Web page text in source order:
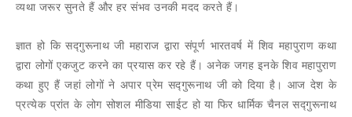
व्यथा जरूर सुनते हैं और हर संभव उनकी मदद करते हैं।
ज्ञात हो कि सद्गुरूनाथ जी महाराज द्वारा संपूर्ण भारतवर्ष में शिव महापुराण कथा
द्वारा लोगों एकजुट करने का प्रयास कर रहे हैं। अनेक जगह इनके शिव महापुराण
कथा हुए हैं जहां लोगों ने अपार प्रेम सद्गुरूनाथ जी को दिया है। आज देश के
प्रत्येक प्रांत के लोग सोशल मीडिया साईट हो या फिर धार्मिक चैनल सद्गुरूनाथ